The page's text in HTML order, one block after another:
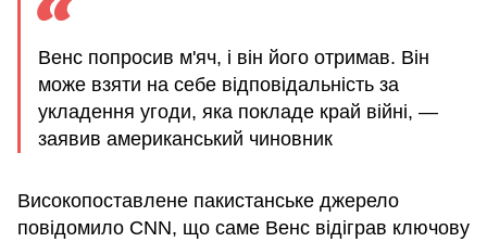
Венс попросив м'яч, і він його отримав. Він
може взяти на себе відповідальність за
укладення угоди, яка покладе край війні, —
заявив американський чиновник
Високопоставлене пакистанське джерело
повідомило CNN, що саме Венс відіграв ключову